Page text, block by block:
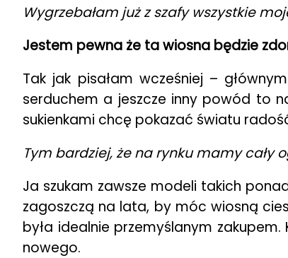
Wygrzebałam już z szafy wszystkie
Jestem pewna że ta wiosna będzie
Tak jak pisałam wcześniej –
serduchem a jeszcze inny powód to
sukienkami chcę pokazać światu
Tym bardziej, że na rynku mamy cały
Ja szukam zawsze modeli takich
zagoszczą na lata, by móc wiosną
była idealnie przemyślanym
nowego.